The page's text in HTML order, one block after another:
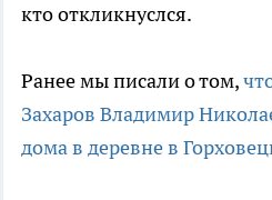
кто откликнуслся.
Ранее мы писали о том,
Захаров Владимир
дома в деревне в